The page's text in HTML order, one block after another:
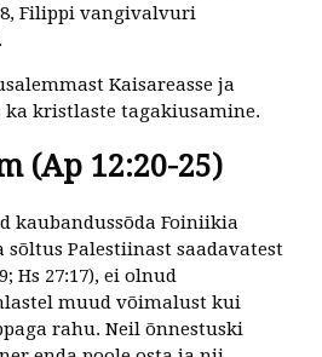
Filippi vangivalvuri
Kaisareasse ja
ka kristlaste tagakiusamine.
(Ap 12:20-25)
kaubandussõda Foiniikia
Palestiinast saadavatest
Hs 27:17), ei olnud
muud võimalust kui
rahu. Neil õnnestuski